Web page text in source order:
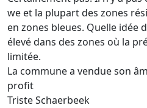
we et la plupart des zones
en zones bleues. Quelle idée
élevé dans des zones où la
limitée.
La commune a vendue son
profit
Triste Schaerbeek